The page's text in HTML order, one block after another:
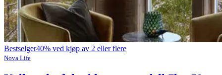
Bestselger40% ved kjøp av 2 eller flere
Nova Life